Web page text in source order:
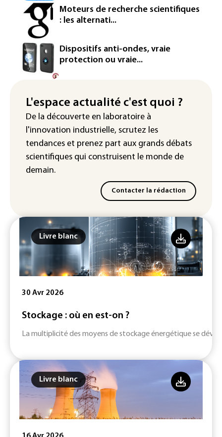
L'Arabie saoudite, le Pakistan et la
Turquie ont signé un accord de défense
Le Sri Lanka bloque près de 100
nouveaux sites de paris en ligne non
autorisés
trimestre 2026, avec la hausse des prix
du pétrole
Moteurs de recherche scientifiques
: les alternati...
Dispositifs anti-ondes, vraie
protection ou vraie...
L'espace actualité c'est quoi ?
De la découverte en laboratoire à
l'innovation industrielle, scrutez les
tendances et prenez part aux grands débats
scientifiques qui construisent le monde de
demain.
Contacter la rédaction
Livre blanc
30 Avr 2026
Stockage : où en est-on ?
La multiplicité des moyens de stockage énergétique se
Livre blanc